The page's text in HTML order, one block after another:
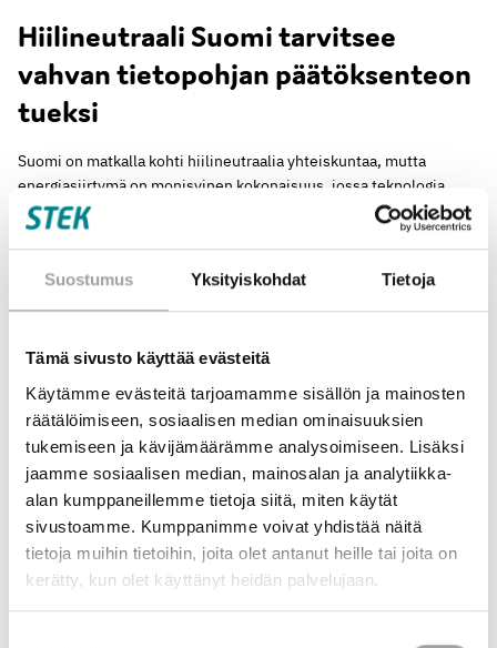
Suostumus Yksityiskohdat Tietoja
Tämä sivusto käyttää evästeitä
Käytämme evästeitä tarjoamamme sisällön ja mainosten
räätälöimiseen, sosiaalisen median ominaisuuksien
tukemiseen ja kävijämäärämme analysoimiseen. Lisäksi
jaamme sosiaalisen median, mainosalan ja analytiikka-
alan kumppaneillemme tietoja siitä, miten käytät
sivustoamme. Kumppanimme voivat yhdistää näitä
tietoja muihin tietoihin, joita olet antanut heille tai joita on
kerätty, kun olet käyttänyt heidän palvelujaan.
Hiilineutraali Suomi tarvitsee
vahvan tietopohjan päätöksenteon
tueksi
Suomi on matkalla kohti hiilineutraalia yhteiskuntaa, mutta
energiasiirtymä on monisyinen kokonaisuus, jossa teknologia,
talous, luonnonvarat ja globaalit markkinat kietoutuvat yhteen.
Päätöksenteon tueksi tarvitaan luotettavaa, tutkittuun tietoon
ja mitkä rajat eivät saa ylittyä. Ilman selkeitä reunaehtoja ja
yhteistä tietopohjaa on vaarana, että tärkeät puhtaan energian
jotka eivät tue pitkän aikavälin ilmastotavoitteita.
Hankkeen tavoitteet ja sisältö
Energiatulevaisuuden kulmatolpat -hanke pyrkii vastaamaan tähän
haasteeseen kolmella työpaketilla, jotka toteutetaan vuosien
2025-2027 aikana.
Työpaketeissa: